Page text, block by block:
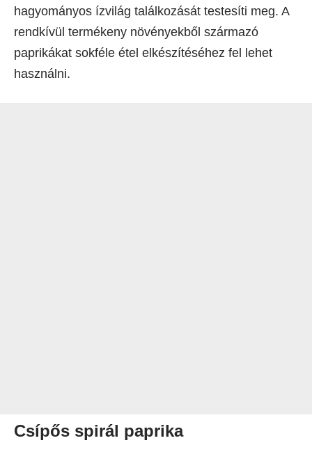
hagyományos ízvilág találkozását testesíti meg. A
rendkívül termékeny növényekből származó
paprikákat sokféle étel elkészítéséhez fel lehet
használni.
Csípős spirál paprika